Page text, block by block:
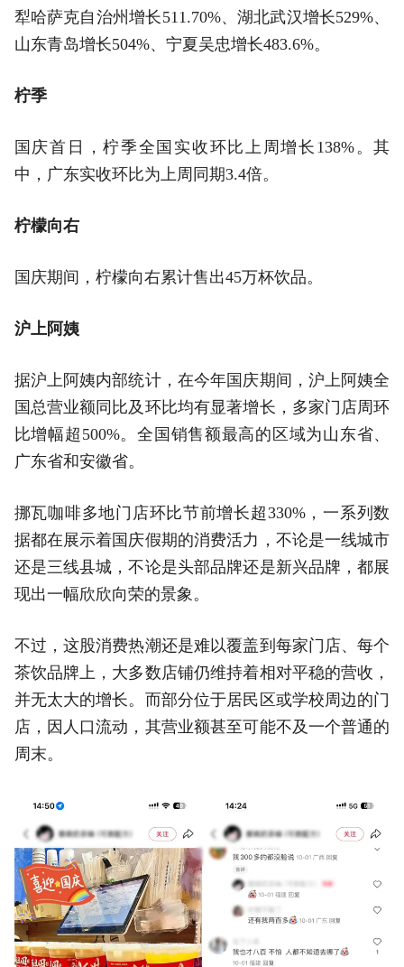
犁哈萨克自治州增长511.70%、湖北武汉增长529%、
山东青岛增长504%、宁夏吴忠增长483.6%。
柠季
国庆首日，柠季全国实收环比上周增长138%。其
中，广东实收环比为上周同期3.4倍。
柠檬向右
国庆期间，柠檬向右累计售出45万杯饮品。
沪上阿姨
据沪上阿姨内部统计，在今年国庆期间，沪上阿姨全
国总营业额同比及环比均有显著增长，多家门店周环
比增幅超500%。全国销售额最高的区域为山东省、
广东省和安徽省。
挪瓦咖啡多地门店环比节前增长超330%，一系列数
据都在展示着国庆假期的消费活力，不论是一线城市
还是三线县城，不论是头部品牌还是新兴品牌，都展
现出一幅欣欣向荣的景象。
不过，这股消费热潮还是难以覆盖到每家门店、每个
茶饮品牌上，大多数店铺仍维持着相对平稳的营收，
并无太大的增长。而部分位于居民区或学校周边的门
店，因人口流动，其营业额甚至可能不及一个普通的
周末。